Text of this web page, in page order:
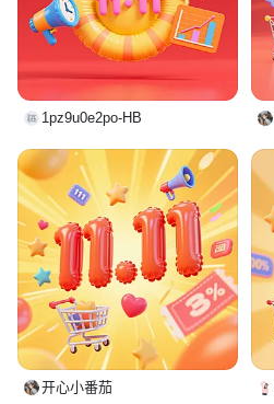
1pz9u0e2po-HB
开心小番茄